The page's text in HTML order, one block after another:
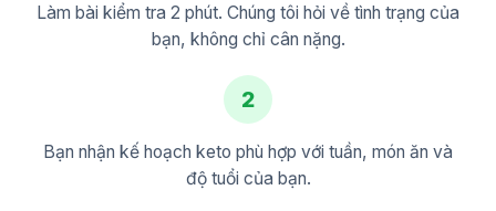
Làm bài kiểm tra 2 phút. Chúng tôi hỏi về tình trạng của
bạn, không chỉ cân nặng.
2
Bạn nhận kế hoạch keto phù hợp với tuần, món ăn và
độ tuổi của bạn.